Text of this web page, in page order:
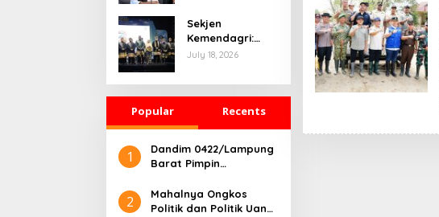
Profesi
Wartawan
Sidang Kabinet
Paripurna demi
Menjaga
Lembaga
Kepresidenan
Sekjen
Kemendagri:
HUT ke-344
Momentum
Perkuat Ekonomi
Daerah
July 18, 2026
Popular Recents
1
Dandim 0422/Lampung
Barat Pimpin
Terbaik
2
Mahalnya Ongkos
Politik dan Politik Uang